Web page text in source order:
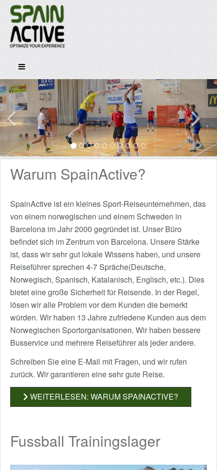
Warum SpainActive?
SpainActive ist ein kleines Sport-Reiseunternehmen, das
von einem norwegischen und einem Schweden in
Barcelona im Jahr 2000 gegründet ist. Unser Büro
befindet sich im Zentrum von Barcelona. Unsere Stärke
ist, dass wir sehr gut lokale Wissens haben, und unsere
Reiseführer sprechen 4-7 Spräche(Deutsche,
Norwegisch, Spanisch, Katalanisch, Englisch, etc.). Dies
bietet eine große Sicherheit für Reisende. In der Regel,
lösen wir alle Problem vor dem Kunden die bemerkt
würden. Wir haben 13 Jahre zufriedene Kunden aus dem
Norwegischen Sportorganisationen. Wir haben bessere
Busservice und mehrere Reiseführer als jeder andere.
Schreiben Sie eine E-Mail mit Fragen, und wir rufen
zurück. Wir garantieren eine sehr gute Reise.
WEITERLESEN: WARUM SPAINACTIVE?
Fussball Trainingslager